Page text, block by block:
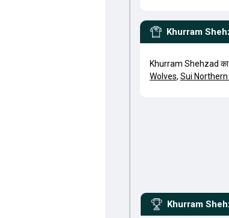
Khurram
Khurram Shehzad
Wolves, Sui
Khurram